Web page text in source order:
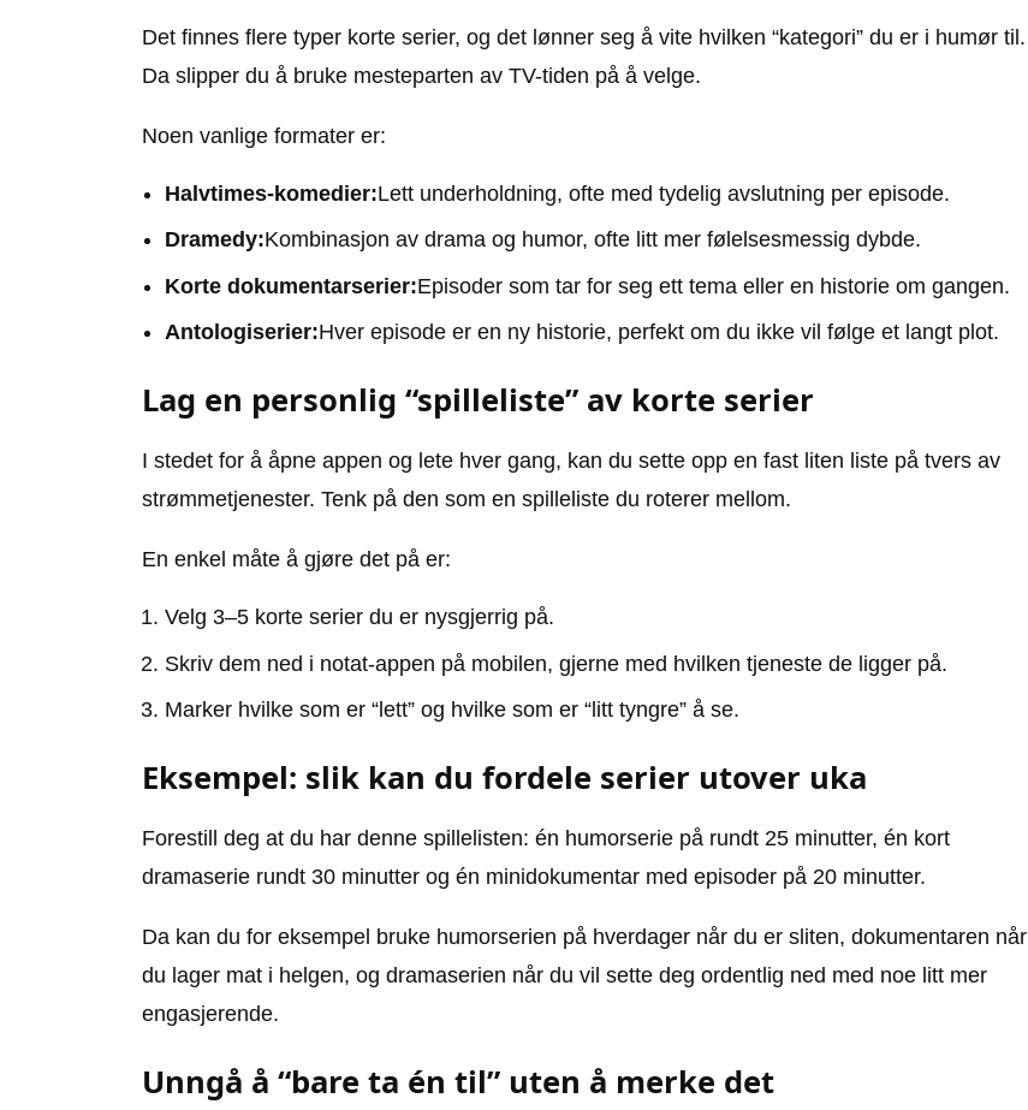
Det finnes flere typer korte serier, og det lønner seg å vite hvilken “kategori” du er i humør til.
Da slipper du å bruke mesteparten av TV-tiden på å velge.
Noen vanlige formater er:
Halvtimes-komedier:Lett underholdning, ofte med tydelig avslutning per episode.
Dramedy:Kombinasjon av drama og humor, ofte litt mer følelsesmessig dybde.
Korte dokumentarserier:Episoder som tar for seg ett tema eller en historie om gangen.
Antologiserier:Hver episode er en ny historie, perfekt om du ikke vil følge et langt plot.
Lag en personlig “spilleliste” av korte serier
I stedet for å åpne appen og lete hver gang, kan du sette opp en fast liten liste på tvers av
strømmetjenester. Tenk på den som en spilleliste du roterer mellom.
En enkel måte å gjøre det på er:
Velg 3–5 korte serier du er nysgjerrig på.
Skriv dem ned i notat-appen på mobilen, gjerne med hvilken tjeneste de ligger på.
Marker hvilke som er “lett” og hvilke som er “litt tyngre” å se.
Eksempel: slik kan du fordele serier utover uka
Forestill deg at du har denne spillelisten: én humorserie på rundt 25 minutter, én kort
dramaserie rundt 30 minutter og én minidokumentar med episoder på 20 minutter.
Da kan du for eksempel bruke humorserien på hverdager når du er sliten, dokumentaren når
du lager mat i helgen, og dramaserien når du vil sette deg ordentlig ned med noe litt mer
engasjerende.
Unngå å “bare ta én til” uten å merke det